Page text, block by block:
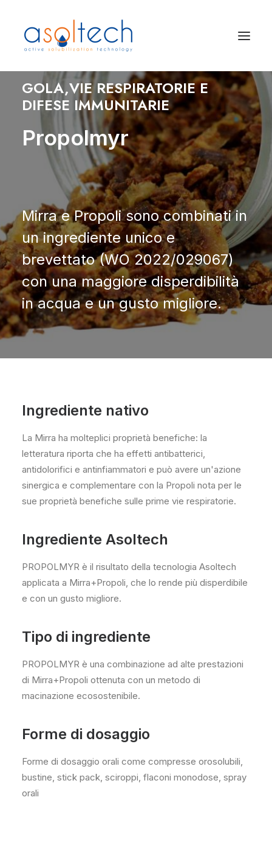
GOLA,VIE RESPIRATORIE E
DIFESE IMMUNITARIE
Propolmyr
Mirra e Propoli sono combinati in
un ingrediente unico e
brevettato (WO 2022/029067)
con una maggiore disperdibilità
in acqua e un gusto migliore.
Ingrediente nativo
La Mirra ha molteplici proprietà benefiche: la
letteratura riporta che ha effetti antibatterici,
antidolorifici e antinfiammatori e può avere un'azione
sinergica e complementare con la Propoli nota per le
sue proprietà benefiche sulle prime vie respiratorie.
Ingrediente Asoltech
PROPOLMYR è il risultato della tecnologia Asoltech
applicata a Mirra+Propoli, che lo rende più disperdibile
e con un gusto migliore.
Tipo di ingrediente
PROPOLMYR è una combinazione ad alte prestazioni
di Mirra+Propoli ottenuta con un metodo di
macinazione ecosostenibile.
Forme di dosaggio
Forme di dosaggio orali come compresse orosolubili,
bustine, stick pack, sciroppi, flaconi monodose, spray
orali